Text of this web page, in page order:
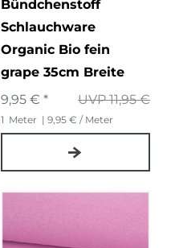
Bündchenstoff
Schlauchware
Organic Bio fein
grape 35cm Breite
UVP 11,95 €
9,95 € *
1 Meter | 9,95 € / Meter